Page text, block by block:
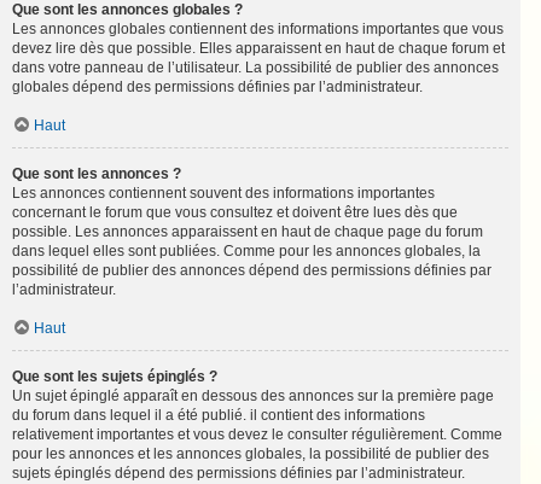
Que sont les annonces globales ?
Les annonces globales contiennent des informations importantes que vous
devez lire dès que possible. Elles apparaissent en haut de chaque forum et
dans votre panneau de l’utilisateur. La possibilité de publier des annonces
globales dépend des permissions définies par l’administrateur.
Haut
Que sont les annonces ?
Les annonces contiennent souvent des informations importantes
concernant le forum que vous consultez et doivent être lues dès que
possible. Les annonces apparaissent en haut de chaque page du forum
dans lequel elles sont publiées. Comme pour les annonces globales, la
possibilité de publier des annonces dépend des permissions définies par
l’administrateur.
Haut
Que sont les sujets épinglés ?
Un sujet épinglé apparaît en dessous des annonces sur la première page
du forum dans lequel il a été publié. il contient des informations
relativement importantes et vous devez le consulter régulièrement. Comme
pour les annonces et les annonces globales, la possibilité de publier des
sujets épinglés dépend des permissions définies par l’administrateur.